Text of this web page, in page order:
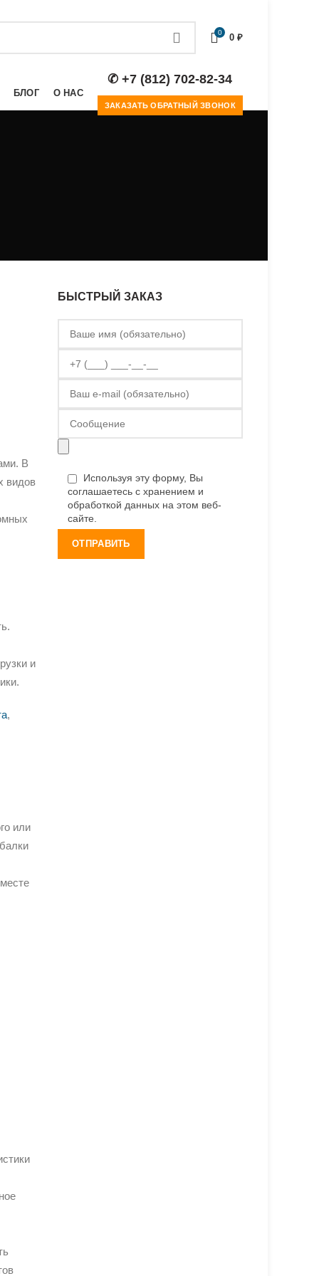
0 0 ₽
БЛОГ О НАС
✆ +7 (812) 702-82-34
ЗАКАЗАТЬ ОБРАТНЫЙ ЗВОНОК
В
видов
и
,
или
БЫСТРЫЙ ЗАКАЗ
Используя эту форму, Вы
соглашаетесь с хранением и
обработкой данных на этом веб-
сайте.